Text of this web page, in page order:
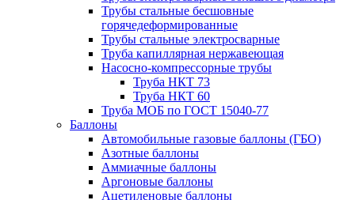
Трубы стальные бесшовные
горячедеформированные
Трубы стальные электросварные
Труба капиллярная нержавеющая
Насосно-компрессорные трубы
Труба НКТ 73
Труба НКТ 60
Труба МОБ по ГОСТ 15040-77
Баллоны
Автомобильные газовые баллоны (ГБО)
Азотные баллоны
Аммиачные баллоны
Аргоновые баллоны
Ацетиленовые баллоны